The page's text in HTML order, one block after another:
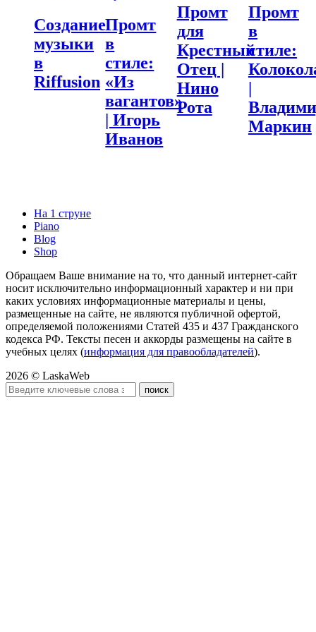
Создание
музыки
в
Riffusion
Промт
в
стиле:
«Из
вагантов»
| Игорь
Иванов
Промт
для
Крестный
Отец |
Нино
Рота
Промт
в
стиле:
|
Маркин
На 1 струне
Piano
Blog
Shop
Обращаем Ваше внимание на то, что данный интернет-сайт
носит исключительно информационный характер и ни при
каких условиях информационные материалы и цены,
размещенные на сайте, не являются публичной офертой,
определяемой положениями Статей 435 и 437 Гражданского
кодекса РФ. Тексты песен и аккорды размещены на сайте в
учебных целях (информация для правообладателей).
2026 © LaskaWeb